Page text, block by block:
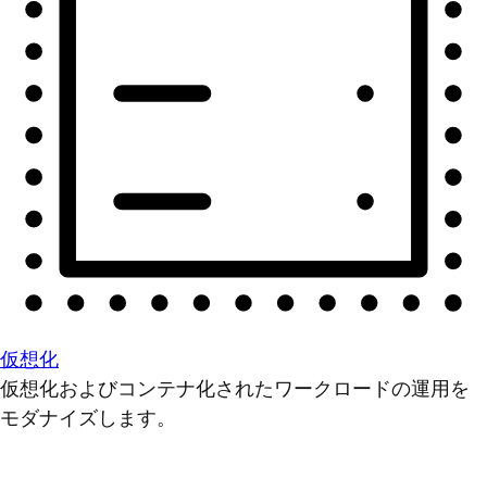
仮想化
仮想化およびコンテナ化されたワークロードの運用を
モダナイズします。